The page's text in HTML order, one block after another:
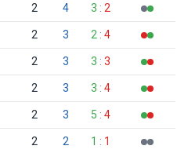
2 4 3 : 2
2 3 2 : 4
2 3 3 : 3
2 3 3 : 4
2 3 5 : 4
2 2 1 : 1